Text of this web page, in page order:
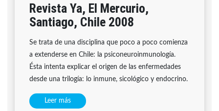
Revista Ya, El Mercurio,
Santiago, Chile 2008
Se trata de una disciplina que poco a poco comienza
a extenderse en Chile: la psiconeuroinmunología.
Ésta intenta explicar el origen de las enfermedades
desde una trilogía: lo inmune, sicológico y endocrino.
Leer más